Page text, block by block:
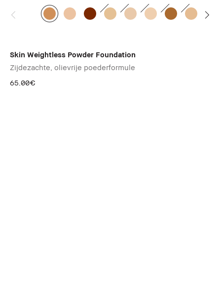
Skin Weightless Powder Foundation
Zijdezachte, olievrije poederformule
65.00€